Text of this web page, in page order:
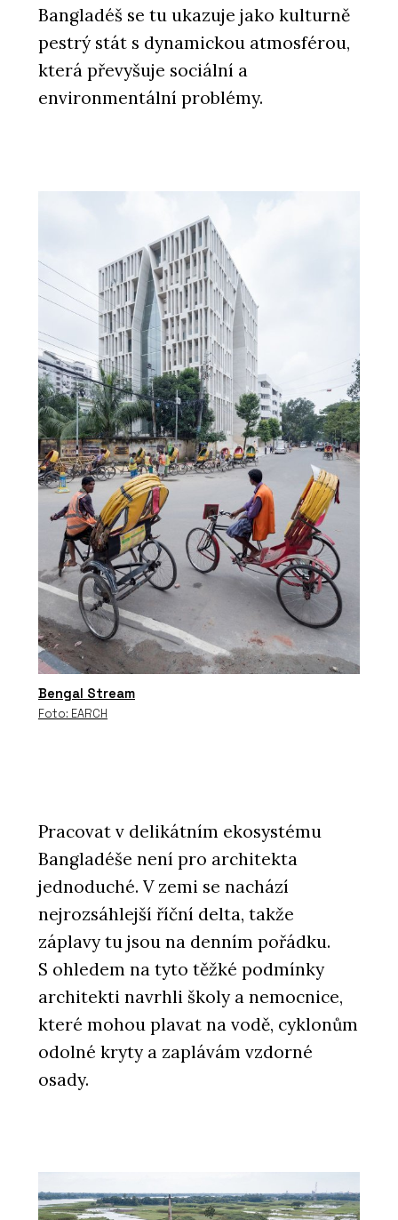
Bangladéš se tu ukazuje jako kulturně
pestrý stát s dynamickou atmosférou,
která převyšuje sociální a
environmentální problémy.
Bengal Stream
Foto: EARCH
Pracovat v delikátním ekosystému
Bangladéše není pro architekta
jednoduché. V zemi se nachází
nejrozsáhlejší říční delta, takže
záplavy tu jsou na denním pořádku.
S ohledem na tyto těžké podmínky
architekti navrhli školy a nemocnice,
které mohou plavat na vodě, cyklonům
odolné kryty a zaplávám vzdorné
osady.